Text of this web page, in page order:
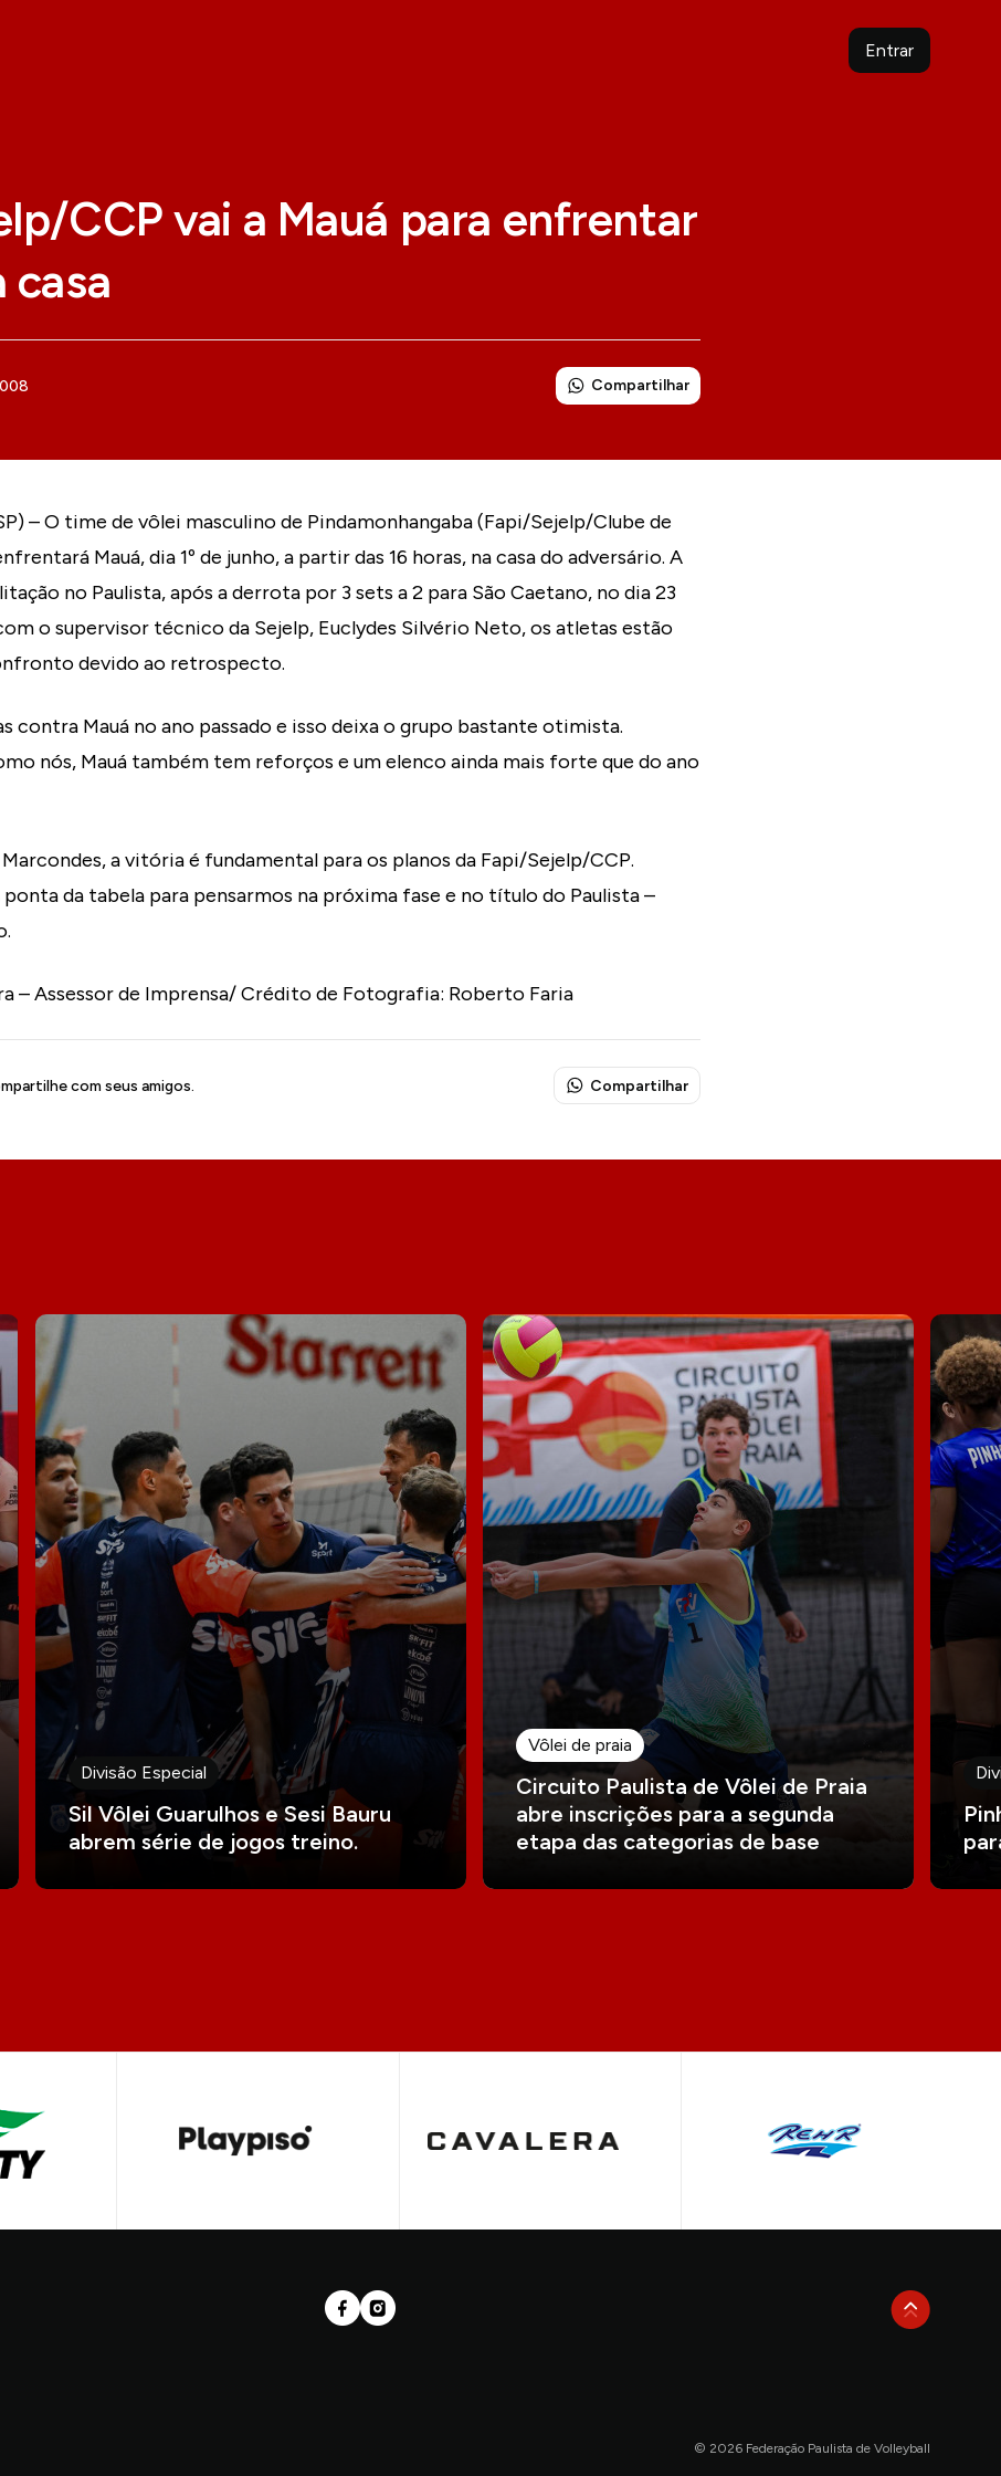
Entrar
CCP vai a Mauá para enfrentar
casa
Compartilhar
– O time de vôlei masculino de Pindamonhangaba (Fapi/Sejelp/Clube de
Mauá, dia 1º de junho, a partir das 16 horas, na casa do adversário. A
no Paulista, após a derrota por 3 sets a 2 para São Caetano, no dia 23
o supervisor técnico da Sejelp, Euclydes Silvério Neto, os atletas estão
devido ao retrospecto.
contra Mauá no ano passado e isso deixa o grupo bastante otimista.
nós, Mauá também tem reforços e um elenco ainda mais forte que do ano
a vitória é fundamental para os planos da Fapi/Sejelp/CCP.
ponta da tabela para pensarmos na próxima fase e no título do Paulista –
– Assessor de Imprensa/ Crédito de Fotografia: Roberto Faria
com seus amigos. Compartilhar
Divisão Especial
Sil Vôlei Guarulhos e Sesi Bauru
abrem série de jogos treino.
Vôlei de praia
Circuito Paulista de Vôlei de Praia
abre inscrições para a segunda
etapa das categorias de base
© 2026 Federação Paulista de Volleyball